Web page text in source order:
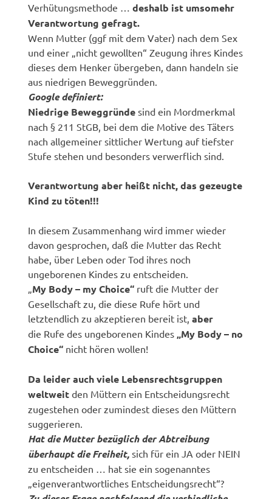
Verhütungsmethode …deshalb ist umsomehr
Verantwortung gefragt.
Wenn Mutter (ggf mit dem Vater) nach dem Sex
und einer „nicht gewollten“ Zeugung ihres Kindes
dieses dem Henker übergeben, dann handeln sie
aus niedrigen Beweggründen.
Google definiert:
Niedrige Beweggründe sind ein Mordmerkmal
nach § 211 StGB, bei dem die Motive des Täters
nach allgemeiner sittlicher Wertung auf tiefster
Stufe stehen und besonders verwerflich sind.
Verantwortung aber heißt nicht, das gezeugte
Kind zu töten!!!
In diesem Zusammenhang wird immer wieder
davon gesprochen, daß die Mutter das Recht
habe, über Leben oder Tod ihres noch
ungeborenen Kindes zu entscheiden.
My Body – my Choice“ ruft die Mutter der
Gesellschaft zu, die diese Rufe hört und
letztendlich zu akzeptieren bereit ist,aber
die Rufe des ungeborenen Kindes „My Body – no
Choice“ nicht hören wollen!
Da leider auch viele Lebensrechtsgruppen
weltweit den Müttern ein Entscheidungsrecht
zugestehen oder zumindest dieses den Müttern
suggerieren.
Hat die Mutter bezüglich der Abtreibung
überhaupt die Freiheit, sich für ein JA oder NEIN
zu entscheiden … hat sie ein sogenanntes
„eigenverantwortliches Entscheidungsrecht“?